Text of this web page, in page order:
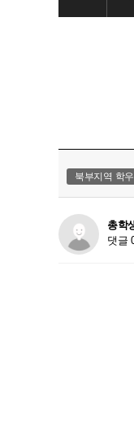
북부지역 학
총학
댓글